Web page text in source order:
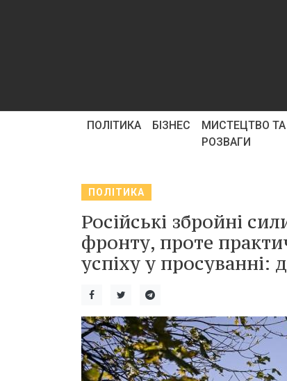
ПОЛІТИКА БІЗНЕС
МИСТЕЦТВО ТА
РОЗВАГИ
ПОЛІТИКА
Російські збройні
фронту, проте
успіху у просуванні: